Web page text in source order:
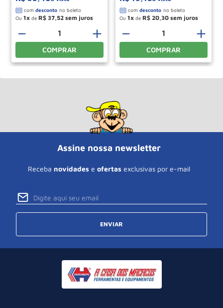
Ou 1 de R$ 37,52
＋
－
COMPRAR
Ou 1 de R$ 20,30
＋
－
COMPRAR
Assine nossa newsletter
Receba novidades e ofertas exclusivas por e-mail
ENVIAR